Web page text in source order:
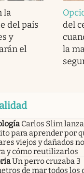
la
del país
y
el
del
la
Carlos Slim
para aprender por
viejos y dañados
y cómo reutilizarlos
Un perro cruzaba 3
de mar todos los